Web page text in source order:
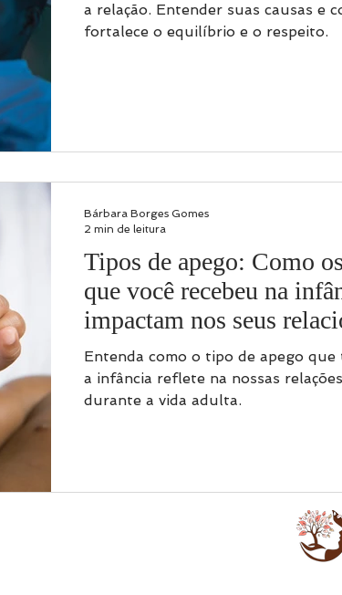
a relação. Entender suas causas e
fortalece o equilíbrio e o respeito.
Tipos de apego: Como
que você recebeu na
impactam nos seus
Entenda como o tipo de apego
a infância reflete na nossas
durante a vida adulta.
Bárbara Borges Gomes
2 min de leitura